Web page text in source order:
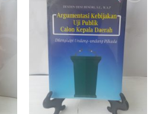
Add to
wishlist